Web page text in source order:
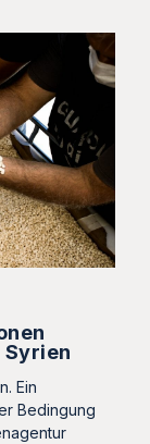
Syrien
Ein
Bedingung